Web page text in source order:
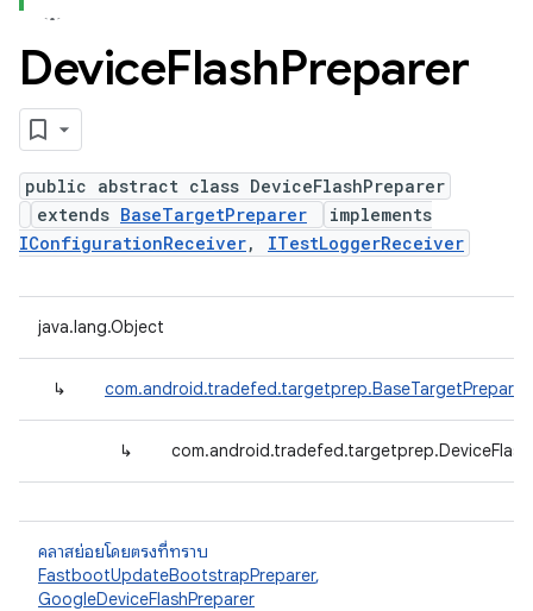
DeviceFlashPreparer
public abstract class DeviceFlashPreparer
extends BaseTargetPreparer
implements
IConfigurationReceiver, ITestLoggerReceiver
java.lang.Object
↳ com.android.tradefed.targetprep.BaseTargetPreparer
↳
คลาสย่อยโดยตรงที่ทราบ
FastbootUpdateBootstrapPreparer,
GoogleDeviceFlashPreparer